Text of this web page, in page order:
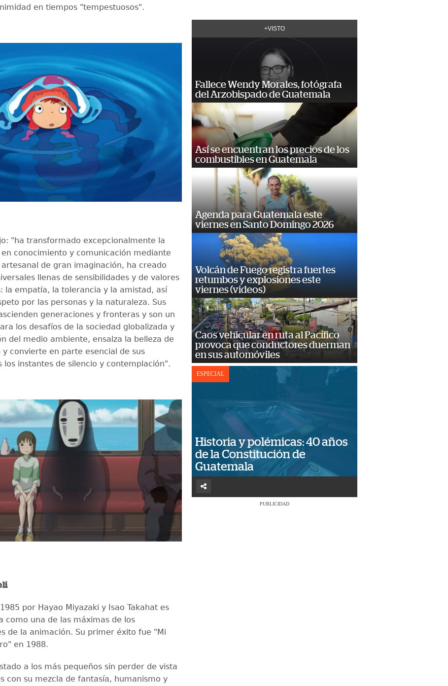
en tiempos "tempestuosos".
"ha transformado excepcionalmente la
conocimiento y comunicación mediante
de gran imaginación, ha creado
llenas de sensibilidades y de valores
la empatía, la tolerancia y la amistad, así
por las personas y la naturaleza. Sus
generaciones y fronteras y son un
los desafíos de la sociedad globalizada y
del medio ambiente, ensalza la belleza de
y convierte en parte esencial de sus
los instantes de silencio y contemplación".
por Hayao Miyazaki y Isao Takahat es
como una de las máximas de los
de la animación. Su primer éxito fue "Mi
en 1988.
a los más pequeños sin perder de vista
con su mezcla de fantasía, humanismo y
+VISTO
Fallece Wendy Morales, fotógrafa
del Arzobispado de Guatemala
Así se encuentran los precios de los
combustibles en Guatemala
Agenda para Guatemala este
viernes en Santo Domingo 2026
Volcán de Fuego registra fuertes
retumbos y explosiones este
viernes (videos)
Caos vehicular en ruta al Pacífico
provoca que conductores duerman
en sus automóviles
ESPECIAL
Historia y polémicas: 40 años
de la Constitución de
Guatemala
PUBLICIDAD